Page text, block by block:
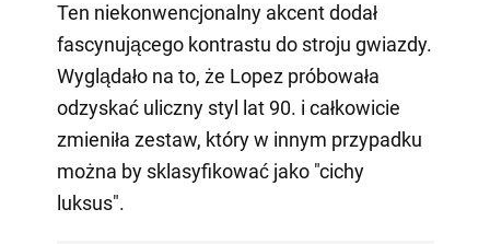
Ten niekonwencjonalny akcent dodał
fascynującego kontrastu do stroju gwiazdy.
Wyglądało na to, że Lopez próbowała
odzyskać uliczny styl lat 90. i całkowicie
zmieniła zestaw, który w innym przypadku
można by sklasyfikować jako "cichy
luksus".